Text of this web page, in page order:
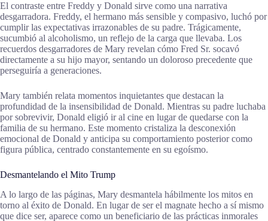
El contraste entre Freddy y Donald sirve como una narrativa
desgarradora. Freddy, el hermano más sensible y compasivo, luchó por
cumplir las expectativas irrazonables de su padre. Trágicamente,
sucumbió al alcoholismo, un reflejo de la carga que llevaba. Los
recuerdos desgarradores de Mary revelan cómo Fred Sr. socavó
directamente a su hijo mayor, sentando un doloroso precedente que
perseguiría a generaciones.
Mary también relata momentos inquietantes que destacan la
profundidad de la insensibilidad de Donald. Mientras su padre luchaba
por sobrevivir, Donald eligió ir al cine en lugar de quedarse con la
familia de su hermano. Este momento cristaliza la desconexión
emocional de Donald y anticipa su comportamiento posterior como
figura pública, centrado constantemente en su egoísmo.
Desmantelando el Mito Trump
A lo largo de las páginas, Mary desmantela hábilmente los mitos en
torno al éxito de Donald. En lugar de ser el magnate hecho a sí mismo
que dice ser, aparece como un beneficiario de las prácticas inmorales